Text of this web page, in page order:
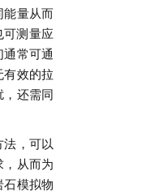
量从而
可测量应
常可通
有效的拉
还需同
，可以
，从而为
石模拟物